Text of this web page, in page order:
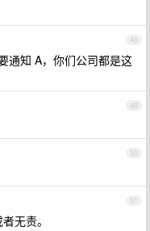
48
通知 A，你们公司都是这
49
50
51
无责。